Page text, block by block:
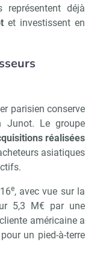
représentent déjà
et investissent en
parisien conserve
Junot. Le groupe
réalisées
asiatiques
e, avec vue sur la
5,3 M€ par une
américaine a
un pied-à-terre